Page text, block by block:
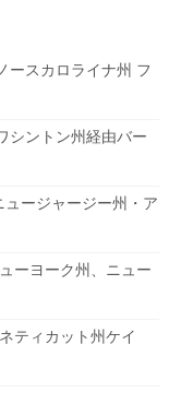
スカロライナ州 フ
ントン州経由バー
ージャージー州・ア
ーヨーク州、ニュー
ティカット州ケイ